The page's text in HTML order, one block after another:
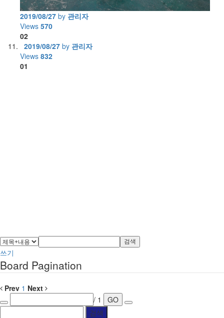
2019/08/27 by 관리자
Views 570
02
2019/08/27 by 관리자
Views 832
01
검색
쓰기
Board Pagination
Prev 1 Next
/ 1
GO